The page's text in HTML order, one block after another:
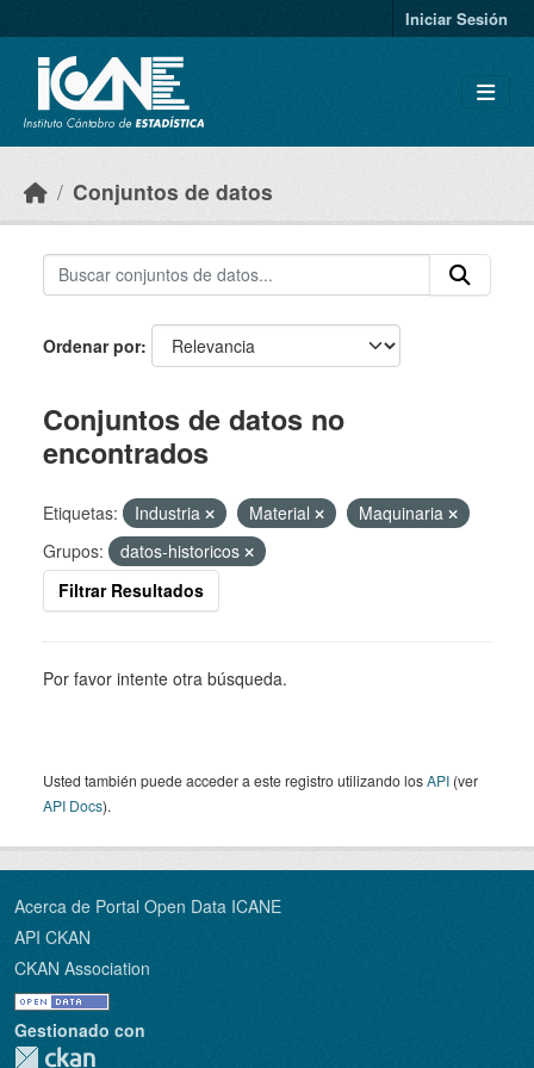
Iniciar Sesión
Conjuntos de datos
Ordenar por
Conjuntos de datos no
encontrados
Etiquetas: Industria Material
Maquinaria
Grupos:
datos-historicos
Filtrar Resultados
Por favor intente otra búsqueda.
Usted también puede acceder a este registro utilizando losAPI (ver
API Docs).
Acerca de Portal Open Data ICANE
API CKAN
CKAN Association
Gestionado con